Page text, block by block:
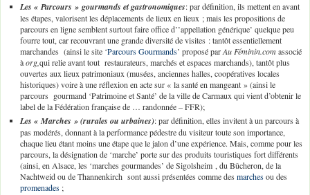
Les « Parcours » gourmands et gastronomiques: par définition, ils mettent en avant
les étapes, valorisent les déplacements de lieux en lieux ; mais les propositions de
parcours en ligne semblent surtout faire office d’’appellation générique’ quelque peu
fourre tout, car recouvrant une grande diversité de visites : tantôt essentiellement
marchandes (ainsi le site ‘Parcours Gourmands’ proposé parAu Féminin.comassocié
àorg,qui relie avant tout restaurateurs, marchés et espaces marchands), tantôt plus
ouvertes aux lieux patrimoniaux (musées, anciennes halles, coopératives locales
historiques) voire à une réflexion en acte sur « la santé en mangeant » (ainsi le
parcours gourmand ‘Patrimoine et Santé’ de la ville de Carmaux qui vient d’obtenir le
label de la Fédération française de … randonnée – FFR);
Les « Marches » (rurales ou urbaines): par définition, elles invitent à un parcours à
pas modérés, donnant à la performance pédestre du visiteur toute son importance,
chaque lieu étant moins une étape que le jalon d’une expérience. Mais, comme pour les
parcours, la désignation de ‘marche’ porte sur des produits touristiques fort différents
(ainsi, en Alsace, les ‘marches gourmandes’ de Sigolsheim , du Bûcheron, de la
Nachtweid ou de Thannenkirch sont aussi présentées comme des marchesou des
promenades ;